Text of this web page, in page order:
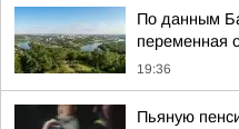
По данным
переменная
19:36
Пьяную